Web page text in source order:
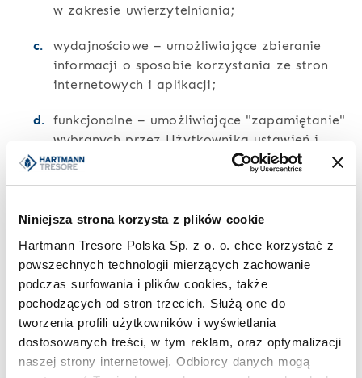
Niniejsza strona korzysta z plików cookie
Hartmann Tresore Polska Sp. z o. o. chce korzystać z
powszechnych technologii mierzących zachowanie
podczas surfowania i plików cookies, także
pochodzących od stron trzecich. Służą one do
tworzenia profili użytkowników i wyświetlania
dostosowanych treści, w tym reklam, oraz optymalizacji
naszej strony internetowej. Odbiorcy danych mogą
w zakresie uwierzytelniania;
wydajnościowe – umożliwiające zbieranie
informacji o sposobie korzystania ze stron
internetowych i aplikacji;
funkcjonalne – umożliwiające "zapamiętanie"
wybranych przez Użytkownika ustawień i
personalizację interfejsu Użytkownika, np. w
zakresie wybranego języka lub regionu, z
czcionki, wyglądu strony internetowej i
reklamowe – umożliwiające dostarczanie
Użytkownikom treści reklamowych bardziej
dostosowanych do ich zainteresowań;
statystyczne – służące do zliczania statystyk
dotyczących stron internetowych i aplikacji.